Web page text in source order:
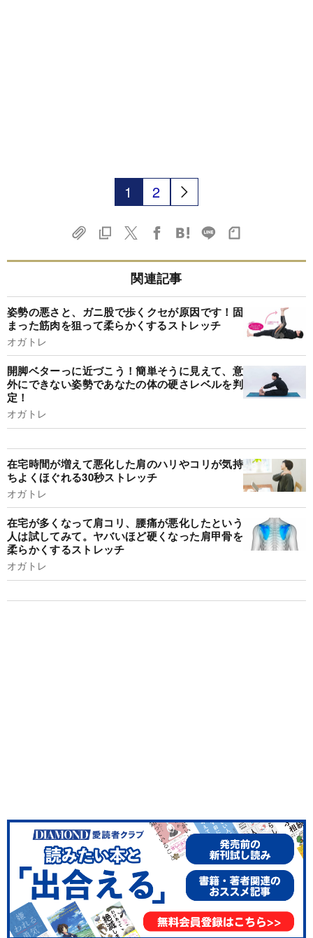
1 2
関連記事
姿勢の悪さと、ガニ股で歩くクセが原因です！固
まった筋肉を狙って柔らかくするストレッチ
オガトレ
開脚ベターっに近づこう！簡単そうに見えて、意
外にできない姿勢であなたの体の硬さレベルを判
定！
オガトレ
在宅時間が増えて悪化した肩のハリやコリが気持
ちよくほぐれる30秒ストレッチ
オガトレ
在宅が多くなって肩コリ、腰痛が悪化したという
人は試してみて。ヤバいほど硬くなった肩甲骨を
柔らかくするストレッチ
オガトレ